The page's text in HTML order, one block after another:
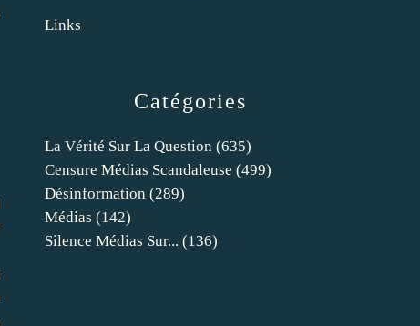
Catégories
La Vérité Sur La Question (635)
Censure Médias Scandaleuse (499)
Désinformation (289)
Médias (142)
Silence Médias Sur... (136)
Links